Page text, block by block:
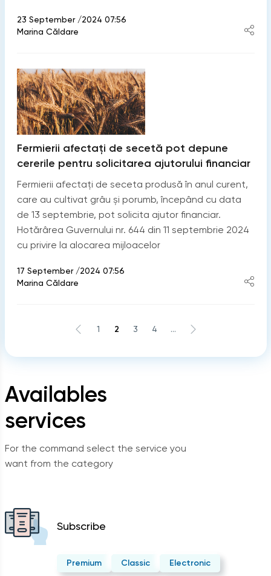
Availables
services
For the command select the service you
want from the category
Subscribe
Premium Classic Electronic
23 September /2024 07:56
Marina Căldare
Fermierii afectați de secetă pot depune
cererile pentru solicitarea ajutorului financiar
Fermierii afectați de seceta produsă în anul curent,
care au cultivat grâu și porumb, începând cu data
de 13 septembrie, pot solicita ajutor financiar.
Hotărârea Guvernului nr. 644 din 11 septembrie 2024
cu privire la alocarea mijloacelor
17 September /2024 07:56
Marina Căldare
1 2 3 4 ...